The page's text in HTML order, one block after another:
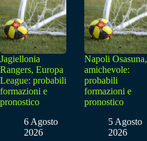
Jagiellonia
Rangers, Europa
League: probabili
formazioni e
pronostico
6 Agosto
2026
Napoli Osasuna,
amichevole:
probabili
formazioni e
pronostico
5 Agosto
2026